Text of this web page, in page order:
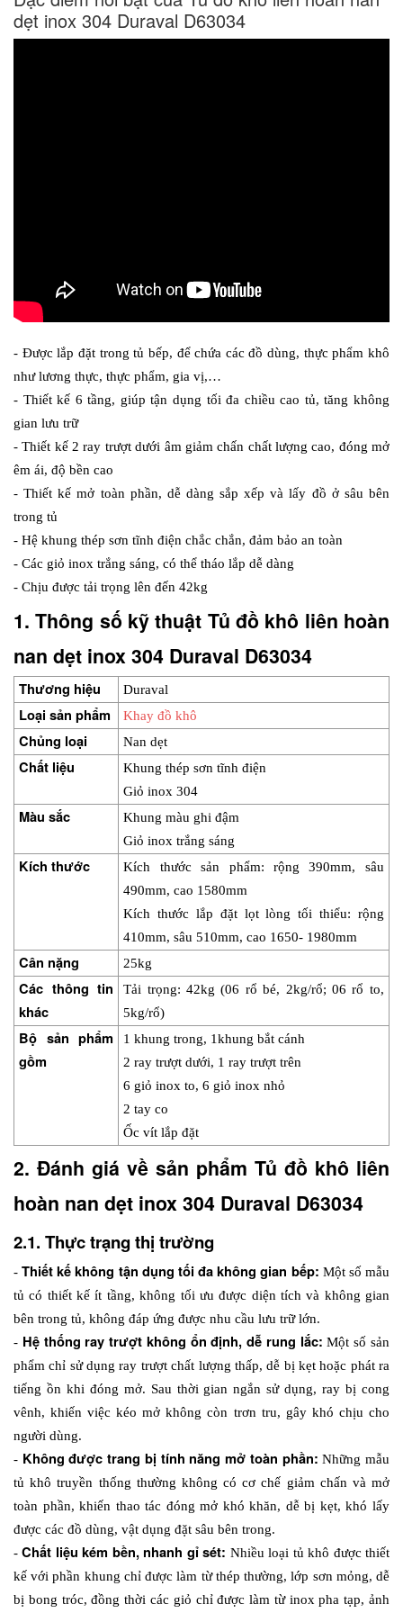
dẹt inox 304 Duraval D63034
- Được lắp đặt trong tủ bếp, để chứa các đồ dùng, thực phẩm khô
như lương thực, thực phẩm, gia vị,…
- Thiết kế 6 tầng, giúp tận dụng tối đa chiều cao tủ, tăng không
gian lưu trữ
- Thiết kế 2 ray trượt dưới âm giảm chấn chất lượng cao, đóng mở
êm ái, độ bền cao
- Thiết kế mở toàn phần, dễ dàng sắp xếp và lấy đồ ở sâu bên
trong tủ
- Hệ khung thép sơn tĩnh điện chắc chắn, đảm bảo an toàn
- Các giỏ inox trắng sáng, có thể tháo lắp dễ dàng
- Chịu được tải trọng lên đến 42kg
1. Thông số kỹ thuật Tủ đồ khô liên hoàn
nan dẹt inox 304 Duraval D63034
Thương hiệu Duraval
Loại sản phẩm Khay đồ khô
Chủng loại Nan dẹt
Chất liệu
Khung thép sơn tĩnh điện
Giỏ inox 304
Màu sắc
Khung màu ghi đậm
Giỏ inox trắng sáng
Kích thước
Kích thước sản phẩm: rộng 390mm, sâu
490mm, cao 1580mm
Kích thước lắp đặt lọt lòng tối thiểu: rộng
410mm, sâu 510mm, cao 1650- 1980mm
Cân nặng 25kg
Các thông tin
khác
Tải trọng: 42kg (06 rổ bé, 2kg/rổ; 06 rổ to,
5kg/rổ)
Bộ sản phẩm
gồm
1 khung trong, 1khung bắt cánh
2 ray trượt dưới, 1 ray trượt trên
6 giỏ inox to, 6 giỏ inox nhỏ
2 tay co
Ốc vít lắp đặt
2. Đánh giá về sản phẩm Tủ đồ khô liên
hoàn nan dẹt inox 304 Duraval D63034
2.1. Thực trạng thị trường
- Thiết kế không tận dụng tối đa không gian bếp: Một số mẫu
tủ có thiết kế ít tầng, không tối ưu được diện tích và không gian
bên trong tủ, không đáp ứng được nhu cầu lưu trữ lớn.
- Hệ thống ray trượt không ổn định, dễ rung lắc: Một số sản
phẩm chỉ sử dụng ray trượt chất lượng thấp, dễ bị kẹt hoặc phát ra
tiếng ồn khi đóng mở. Sau thời gian ngắn sử dụng, ray bị cong
vênh, khiến việc kéo mở không còn trơn tru, gây khó chịu cho
người dùng.
- Không được trang bị tính năng mở toàn phần: Những mẫu
tủ khô truyền thống thường không có cơ chế giảm chấn và mở
toàn phần, khiến thao tác đóng mở khó khăn, dễ bị kẹt, khó lấy
được các đồ dùng, vật dụng đặt sâu bên trong.
- Chất liệu kém bền, nhanh gỉ sét: Nhiều loại tủ khô được thiết
kế với phần khung chỉ được làm từ thép thường, lớp sơn mỏng, dễ
bị bong tróc, đồng thời các giỏ chỉ được làm từ inox pha tạp, ảnh